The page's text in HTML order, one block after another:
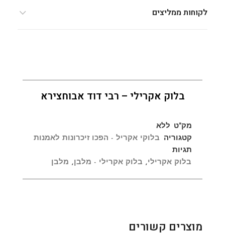
לקוחות ממליצים
בלוק אקרילי – רבי דוד אבוחצירא
מק"ט ללא
קטגוריה
בלוקי אקריל - הפכו זיכרונות לאמנות
תגיות
בלוק אקרילי, בלוק אקרילי - מלבן , מלבן
מוצרים קשורים